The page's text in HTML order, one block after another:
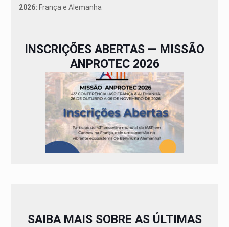
2026: França e Alemanha
INSCRIÇÕES ABERTAS — MISSÃO
ANPROTEC 2026
SAIBA MAIS SOBRE AS ÚLTIMAS